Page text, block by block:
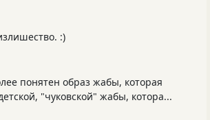
:)
понятен образ жабы, которая
"чуковской" жабы, котора...